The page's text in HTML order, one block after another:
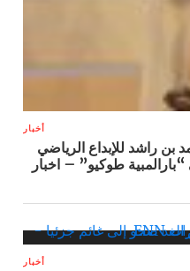
أخبار
بن راشد للإبداع الرياضي
طوكيو” – اخبار
أخبار